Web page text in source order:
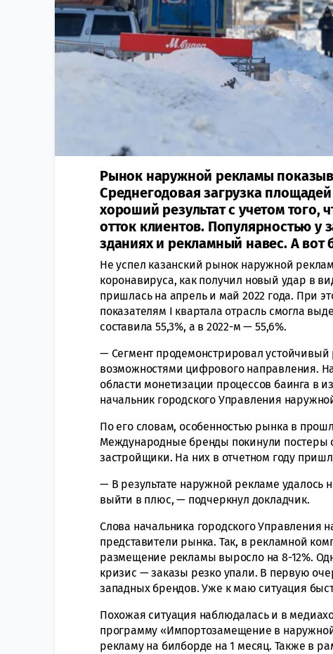
Рынок наружной рекламы
Среднегодовая загрузка площадей
хороший результат с учетом
отток клиентов. Популярностью у
зданиях и рекламный навес. А вот
Не успел казанский рынок наружной
коронавируса, как получил новый удар в
пришлась на апрель и май 2022 года. При
показателям I квартала отрасль смогла
составила 55,3%, а в 2022-м — 55,6%.
— Сегмент продемонстрировал устойчивый
возможностями цифрового направления.
области монетизации процессов баинга в
начальник городского Управления
По его словам, особенностью рынка в
Международные бренды покинули
застройщики. На них в отчетном году
— В результате наружной рекламе удалось
выйти в плюс, — подчеркнул докладчик.
Слова начальника городского
представители рынка. Так, в рекламной
размещение рекламы выросло на 8-12%.
кризис — заказы резко упали. В первую
западных брендов. Уже к маю ситуация
Похожая ситуация наблюдалась и в
программу «Импортозамещение в
рекламу на билборде на 1 месяц. Также в